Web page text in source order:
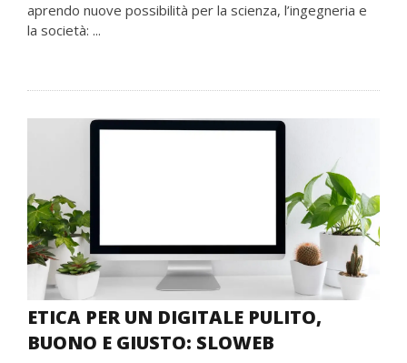
aprendo nuove possibilità per la scienza, l’ingegneria e
la società: ...
ETICA PER UN DIGITALE PULITO,
BUONO E GIUSTO: SLOWEB